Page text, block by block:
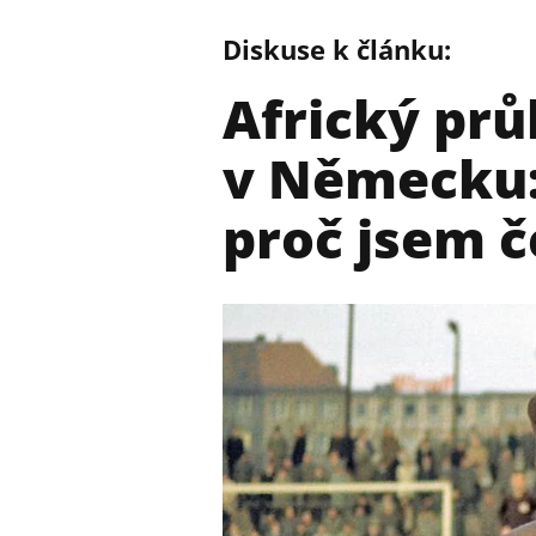
Diskuse k článku:
Africký
v
proč jsem